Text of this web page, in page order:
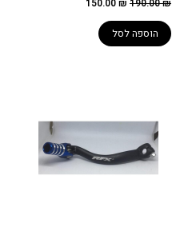
190.00₪
היה:
190.00 ₪.
150.00₪
הוספה לסל